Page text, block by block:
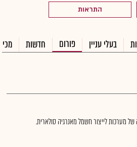
התראות
בעלי עניין פורום חדשות
מערכות לייצור חשמל מאנרגיה סולארית.